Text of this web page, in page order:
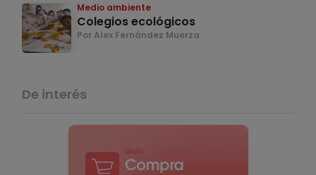
Medio ambiente
Colegios ecológicos
Por Alex Fernández Muerza
De interés